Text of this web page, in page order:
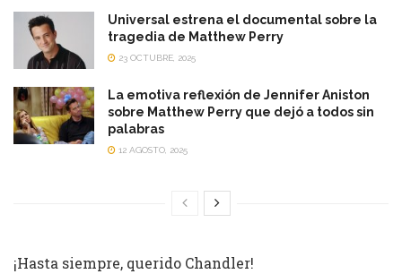
Universal estrena el documental sobre la
tragedia de Matthew Perry
23 OCTUBRE, 2025
La emotiva reflexión de Jennifer Aniston
sobre Matthew Perry que dejó a todos sin
palabras
12 AGOSTO, 2025
¡Hasta siempre, querido Chandler!